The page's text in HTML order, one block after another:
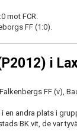
mot FCR.
FF (1:0).
i
FF (v),
en andra plats i
BK vit, de var